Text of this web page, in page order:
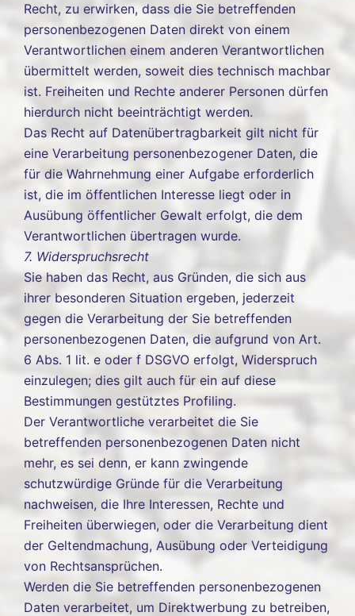
Recht, zu erwirken, dass die Sie betreffenden
personenbezogenen Daten direkt von einem
Verantwortlichen einem anderen Verantwortlichen
übermittelt werden, soweit dies technisch machbar
ist. Freiheiten und Rechte anderer Personen dürfen
hierdurch nicht beeinträchtigt werden.
Das Recht auf Datenübertragbarkeit gilt nicht für
eine Verarbeitung personenbezogener Daten, die
für die Wahrnehmung einer Aufgabe erforderlich
ist, die im öffentlichen Interesse liegt oder in
Ausübung öffentlicher Gewalt erfolgt, die dem
Verantwortlichen übertragen wurde.
7. Widerspruchsrecht
Sie haben das Recht, aus Gründen, die sich aus
ihrer besonderen Situation ergeben, jederzeit
gegen die Verarbeitung der Sie betreffenden
personenbezogenen Daten, die aufgrund von Art.
6 Abs. 1 lit. e oder f DSGVO erfolgt, Widerspruch
einzulegen; dies gilt auch für ein auf diese
Bestimmungen gestütztes Profiling.
Der Verantwortliche verarbeitet die Sie
betreffenden personenbezogenen Daten nicht
mehr, es sei denn, er kann zwingende
schutzwürdige Gründe für die Verarbeitung
nachweisen, die Ihre Interessen, Rechte und
Freiheiten überwiegen, oder die Verarbeitung dient
der Geltendmachung, Ausübung oder Verteidigung
von Rechtsansprüchen.
Werden die Sie betreffenden personenbezogenen
Daten verarbeitet, um Direktwerbung zu betreiben,